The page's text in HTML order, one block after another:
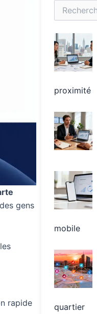
gens
rapide
Rechercher :
proximité
mobile
quartier